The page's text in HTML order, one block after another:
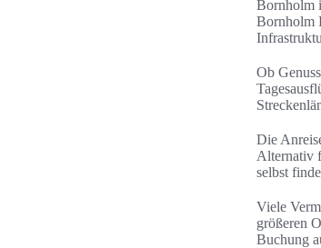
Bornholm
Bornholm
Ob
Die
Alternativ
selbst
Viele
größeren
Buchung